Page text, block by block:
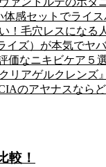
感セットでライス
！毛穴レスになる
ズ）が本気でヤバ
価なニキビケア５
リアゲルクレンズ
のアヤナスなら
較！